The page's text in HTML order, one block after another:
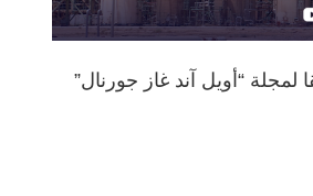
الخامس عربيا في احتياطات النفط لعام 2023، وفقا لمجلة “أويل آند غاز جورنال”